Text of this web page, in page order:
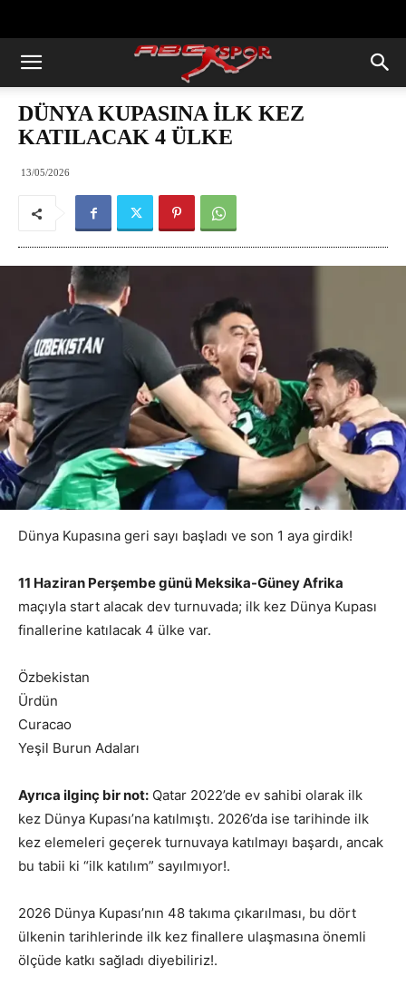
DÜNYA KUPASINA İLK KEZ
KATILACAK 4 ÜLKE
13/05/2026
Dünya Kupasına geri sayı başladı ve son 1 aya girdik!
11 Haziran Perşembe günü Meksika-Güney Afrika
maçıyla start alacak dev turnuvada; ilk kez Dünya Kupası
finallerine katılacak 4 ülke var.
Özbekistan
Ürdün
Curacao
Yeşil Burun Adaları
Ayrıca ilginç bir not: Qatar 2022’de ev sahibi olarak ilk
kez Dünya Kupası’na katılmıştı. 2026’da ise tarihinde ilk
kez elemeleri geçerek turnuvaya katılmayı başardı, ancak
bu tabii ki “ilk katılım” sayılmıyor!.
2026 Dünya Kupası’nın 48 takıma çıkarılması, bu dört
ülkenin tarihlerinde ilk kez finallere ulaşmasına önemli
ölçüde katkı sağladı diyebiliriz!.